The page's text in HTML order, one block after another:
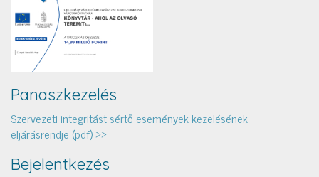
Panaszkezelés
Szervezeti integritást sértő események kezelésének
eljárásrendje (pdf) >>
Bejelentkezés